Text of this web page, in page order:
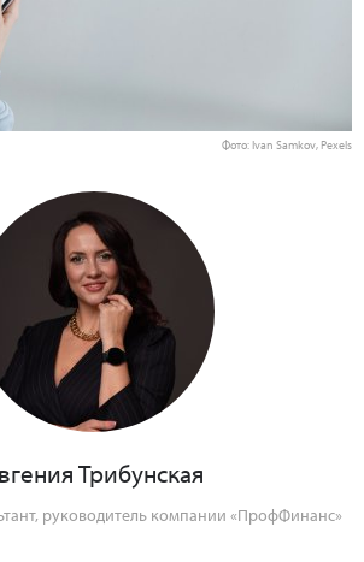
Фото: Ivan Samkov, Pexels
Трибунская
руководитель компании «ПрофФинанс»